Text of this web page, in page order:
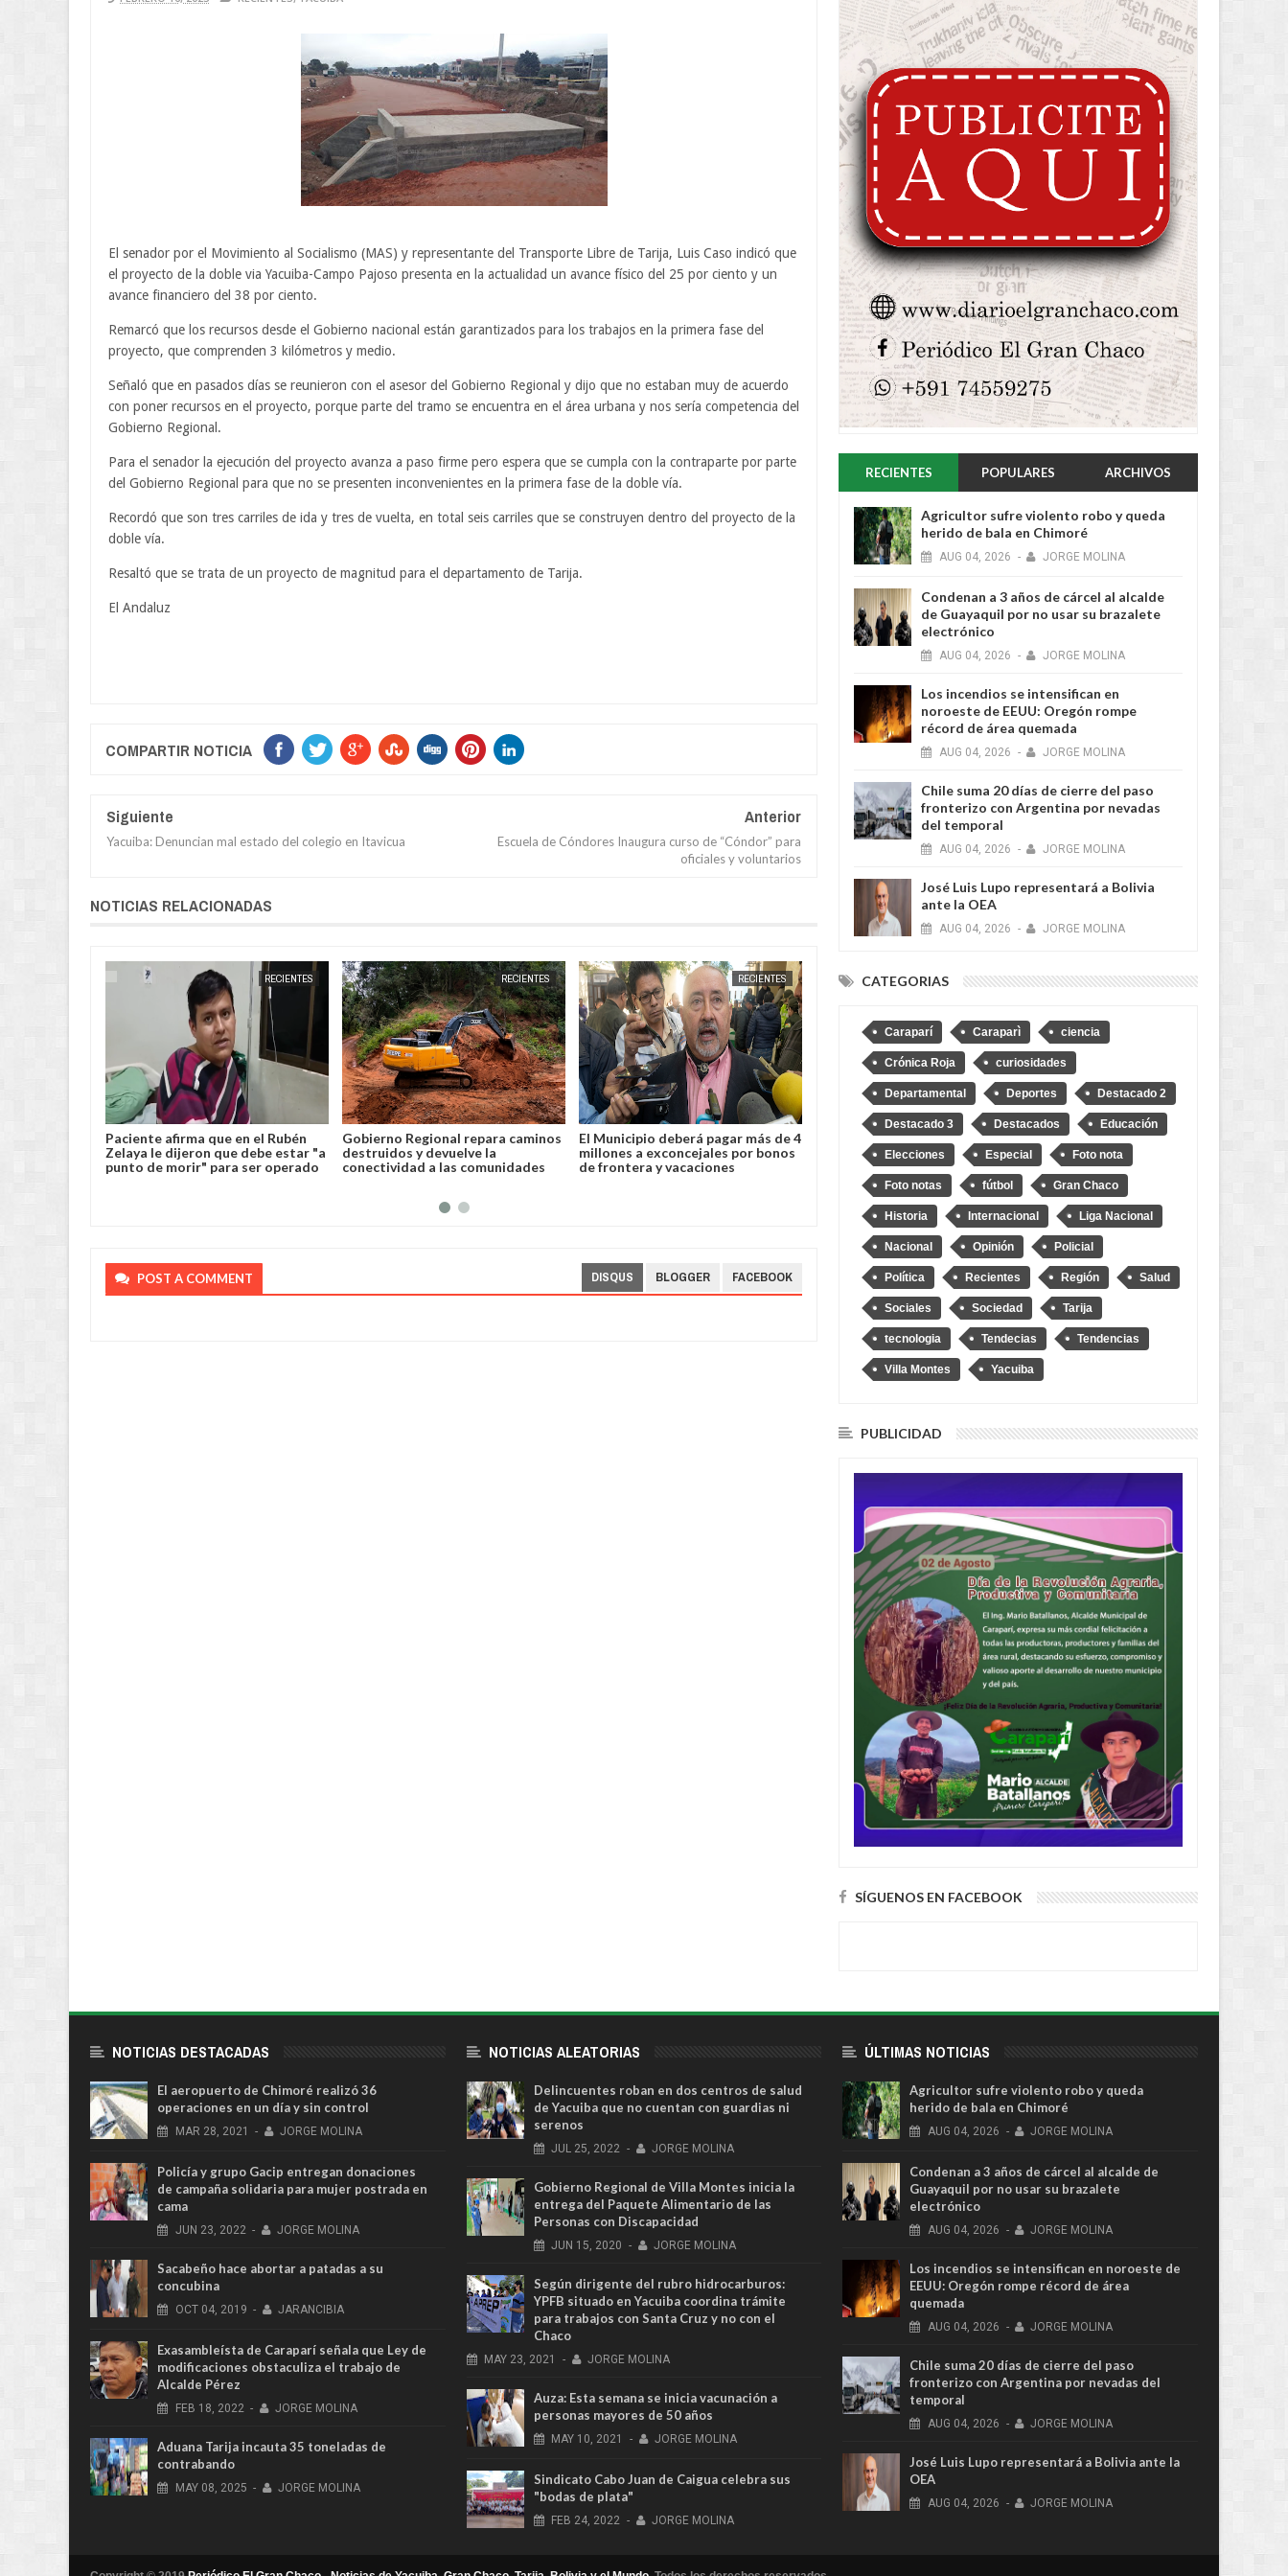
El senador por el Movimiento al Socialismo (MAS) y representante del Transporte Libre de Tarija, Luis Caso indicó que
el proyecto de la doble via Yacuiba-Campo Pajoso presenta en la actualidad un avance físico del 25 por ciento y un
avance financiero del 38 por ciento.
Remarcó que los recursos desde el Gobierno nacional están garantizados para los trabajos en la primera fase del
proyecto, que comprenden 3 kilómetros y medio.
Señaló que en pasados días se reunieron con el asesor del Gobierno Regional y dijo que no estaban muy de acuerdo
con poner recursos en el proyecto, porque parte del tramo se encuentra en el área urbana y nos sería competencia del
Gobierno Regional.
Para el senador la ejecución del proyecto avanza a paso firme pero espera que se cumpla con la contraparte por parte
del Gobierno Regional para que no se presenten inconvenientes en la primera fase de la doble vía.
Recordó que son tres carriles de ida y tres de vuelta, en total seis carriles que se construyen dentro del proyecto de la
doble vía.
Resaltó que se trata de un proyecto de magnitud para el departamento de Tarija.
El Andaluz
COMPARTIR NOTICIA
Siguiente
Yacuiba: Denuncian mal estado del colegio en Itavicua
Anterior
Escuela de Cóndores Inaugura curso de “Cóndor” para
oficiales y voluntarios
NOTICIAS RELACIONADAS
JUN 19, 2026 MAY 2026
RECIENTES MAY 28, 2026
Gobierno Regional repara caminos
destruidos y devuelve la
conectividad a las comunidades
RECIENTES
El Municipio deberá pagar más de 4
millones a exconcejales por bonos
de frontera y vacaciones
RECIENTES
Yacuiba: Este 9 de junio vence el
plazo para el pago de impuestos
con descuento del 30%
RECIENTES
Yacuiba: Logran rescatar y
repatriar a una adolescente
argentina víctima de trata y
proxenetismo
POST A COMMENT DISQUS BLOGGER FACEBOOK
RECIENTES POPULARES ARCHIVOS
Agricultor sufre violento robo y queda
herido de bala en Chimoré
AUG 04, 2026 - JORGE MOLINA
Condenan a 3 años de cárcel al alcalde
de Guayaquil por no usar su brazalete
electrónico
AUG 04, 2026 - JORGE MOLINA
Los incendios se intensifican en
noroeste de EEUU: Oregón rompe
récord de área quemada
AUG 04, 2026 - JORGE MOLINA
Chile suma 20 días de cierre del paso
fronterizo con Argentina por nevadas
del temporal
AUG 04, 2026 - JORGE MOLINA
José Luis Lupo representará a Bolivia
ante la OEA
AUG 04, 2026 - JORGE MOLINA
CATEGORIAS
Caraparí Caraparì ciencia
Crónica Roja curiosidades
Departamental Deportes Destacado 2
Destacado 3 Destacados Educación
Elecciones Especial Foto nota
Foto notas fútbol Gran Chaco
Historia Internacional Liga Nacional
Nacional Opinión Policial
Política Recientes Región Salud
Sociales Sociedad Tarija
tecnologia Tendecias Tendencias
Villa Montes Yacuiba
PUBLICIDAD
SÍGUENOS EN FACEBOOK
NOTICIAS DESTACADAS
El aeropuerto de Chimoré realizó 36
operaciones en un día y sin control
MAR 28, 2021 - JORGE MOLINA
Policía y grupo Gacip entregan donaciones
de campaña solidaria para mujer postrada en
cama
JUN 23, 2022 - JORGE MOLINA
Sacabeño hace abortar a patadas a su
concubina
OCT 04, 2019 - JARANCIBIA
Exasambleísta de Caraparí señala que Ley de
modificaciones obstaculiza el trabajo de
Alcalde Pérez
FEB 18, 2022 - JORGE MOLINA
Aduana Tarija incauta 35 toneladas de
contrabando
MAY 08, 2025 - JORGE MOLINA
NOTICIAS ALEATORIAS
Delincuentes roban en dos centros de salud
de Yacuiba que no cuentan con guardias ni
serenos
JUL 25, 2022 - JORGE MOLINA
Gobierno Regional de Villa Montes inicia la
entrega del Paquete Alimentario de las
Personas con Discapacidad
JUN 15, 2020 - JORGE MOLINA
Según dirigente del rubro hidrocarburos:
YPFB situado en Yacuiba coordina trámite
para trabajos con Santa Cruz y no con el
Chaco
MAY 23, 2021 - JORGE MOLINA
Auza: Esta semana se inicia vacunación a
personas mayores de 50 años
MAY 10, 2021 - JORGE MOLINA
Sindicato Cabo Juan de Caigua celebra sus
"bodas de plata"
FEB 24, 2022 - JORGE MOLINA
ÚLTIMAS NOTICIAS
Agricultor sufre violento robo y queda
herido de bala en Chimoré
AUG 04, 2026 - JORGE MOLINA
Condenan a 3 años de cárcel al alcalde de
Guayaquil por no usar su brazalete
electrónico
AUG 04, 2026 - JORGE MOLINA
Los incendios se intensifican en noroeste de
EEUU: Oregón rompe récord de área
quemada
AUG 04, 2026 - JORGE MOLINA
Chile suma 20 días de cierre del paso
fronterizo con Argentina por nevadas del
temporal
AUG 04, 2026 - JORGE MOLINA
José Luis Lupo representará a Bolivia ante la
OEA
AUG 04, 2026 - JORGE MOLINA